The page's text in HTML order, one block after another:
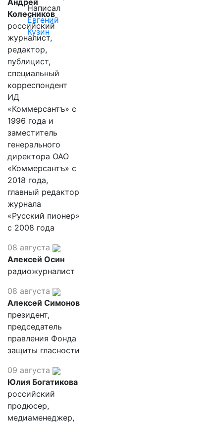
Написал
Евгений
Кузин
Андрей
Колесников
российский
журналист,
редактор,
публицист,
специальный
корреспондент
ИД
«Коммерсантъ» с
1996 года и
заместитель
генерального
директора ОАО
«Коммерсантъ» с
2018 года,
главный редактор
журнала
«Русский пионер»
с 2008 года
08 августа
Алексей Осин
радиожурналист
08 августа
Алексей Симонов
президент,
председатель
правления Фонда
защиты гласности
09 августа
Юлия Богатикова
российский
продюсер,
медиаменеджер,